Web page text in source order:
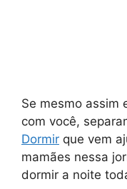
Se mesmo assim
com você,
Dormir que vem
mamães nessa
dormir a noite